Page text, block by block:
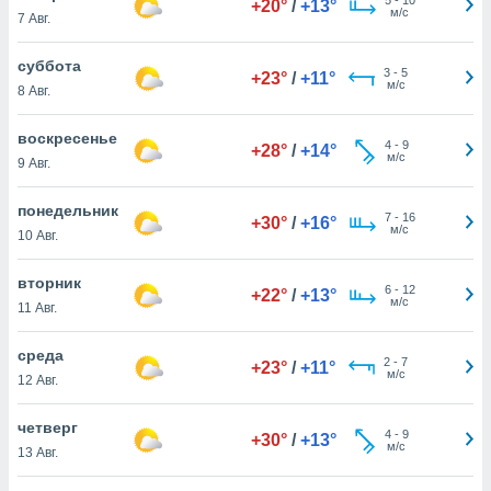
действия
рекламу
нашей
cookie
cookie
в
нашего
7 Авг.
+20° / +13°
м/с
суббота
8 Авг.
+23° / +11° 3 -5
м/с
воскресенье
9 Авг.
+28° / +14° 4- 9
м/с
понедельник
10 Авг.
+30° / +16° 7- 16
м/с
вторник
11 Авг.
+22° / +13° 6- 12
м/с
среда
12 Авг.
+23° / +11° 2 -7
м/с
четверг
13 Авг.
+30° / +13° 4- 9
м/с